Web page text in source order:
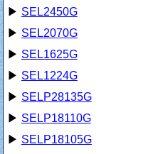
▶ SEL2450G
▶ SEL2070G
▶ SEL1625G
▶ SEL1224G
▶ SELP28135G
▶ SELP18110G
▶ SELP18105G